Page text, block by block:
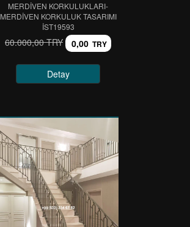
MERDİVEN KORKULUKLARI-
MERDİVEN KORKULUK TASARIMI
IST19593
60.000,00 TRY 0,00 TRY
Detay